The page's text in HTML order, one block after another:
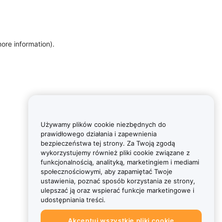
information).
Używamy plików cookie niezbędnych do
prawidłowego działania i zapewnienia
bezpieczeństwa tej strony. Za Twoją zgodą
wykorzystujemy również pliki cookie związane z
funkcjonalnością, analityką, marketingiem i mediami
społecznościowymi, aby zapamiętać Twoje
ustawienia, poznać sposób korzystania ze strony,
ulepszać ją oraz wspierać funkcje marketingowe i
udostępniania treści.